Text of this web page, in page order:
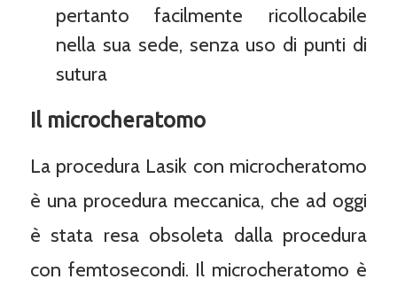
pertanto facilmente ricollocabile
nella sua sede, senza uso di punti di
sutura
Il microcheratomo
La procedura Lasik con microcheratomo
è una procedura meccanica, che ad oggi
è stata resa obsoleta dalla procedura
con femtosecondi. Il microcheratomo è